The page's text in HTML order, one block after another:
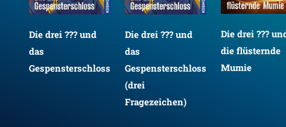
Die drei ??? und
das
Gespensterschloss
Die drei ??? und
das
Gespensterschloss
(drei
Fragezeichen)
Die drei ???
die flüsternde
Mumie